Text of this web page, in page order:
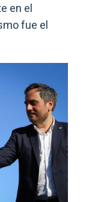
en el
fue el